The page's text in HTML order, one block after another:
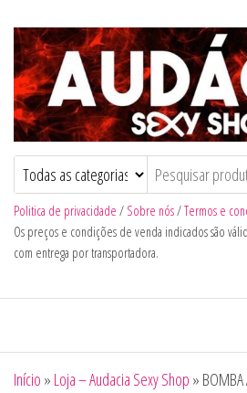
Audacia Sexy Shop
Politica de privacidade / Sobre nós/Termos e
Os preços e condições de venda indicados são
com entrega por transportadora.
Início » Loja – Audacia Sexy Shop » BOMBA